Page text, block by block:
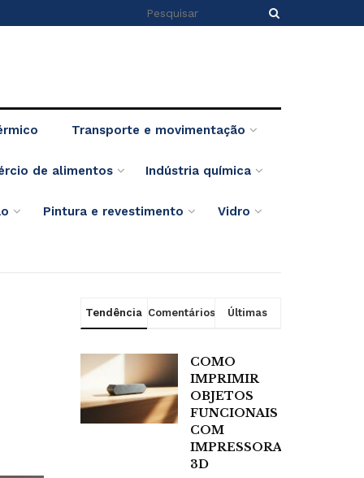
Transporte e movimentação
de alimentos Indústria química
Pintura e revestimento Vidro
Tendência Comentários Últimas
COMO
IMPRIMIR
OBJETOS
FUNCIONAIS
COM
IMPRESSORA
3D